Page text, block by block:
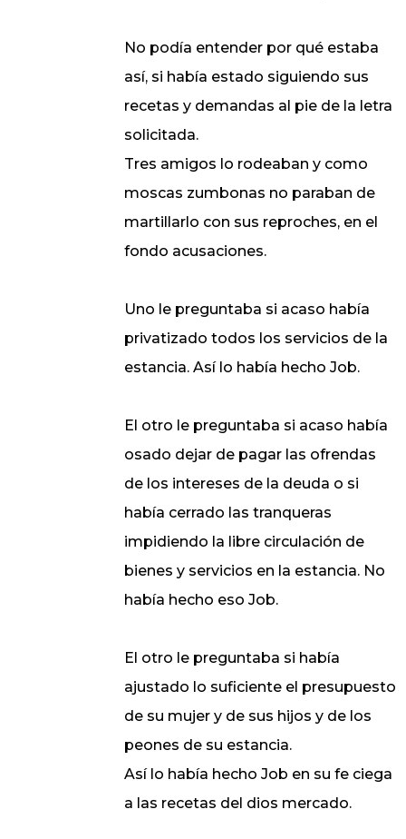
No podía entender por qué estaba
así, si había estado siguiendo sus
recetas y demandas al pie de la letra
solicitada.
Tres amigos lo rodeaban y como
moscas zumbonas no paraban de
martillarlo con sus reproches, en el
fondo acusaciones.
Uno le preguntaba si acaso había
privatizado todos los servicios de la
estancia. Así lo había hecho Job.
El otro le preguntaba si acaso había
osado dejar de pagar las ofrendas
de los intereses de la deuda o si
había cerrado las tranqueras
impidiendo la libre circulación de
bienes y servicios en la estancia. No
había hecho eso Job.
El otro le preguntaba si había
ajustado lo suficiente el presupuesto
de su mujer y de sus hijos y de los
peones de su estancia.
Así lo había hecho Job en su fe ciega
a las recetas del dios mercado.